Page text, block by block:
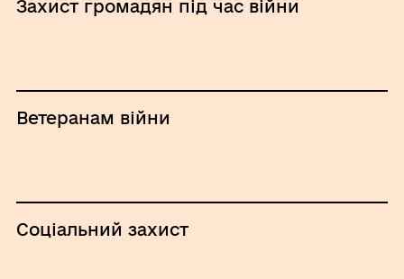
Захист громадян під час війни
Ветеранам війни
Соціальний захист